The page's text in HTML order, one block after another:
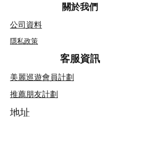
關於我們
公司資料
隱私政策
客服資訊
美麗巡遊會員計劃
​推薦朋友計劃
地址